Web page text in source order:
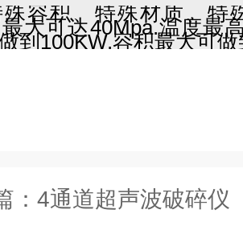
容积、特殊材质、特
大可达40Mpa.温度最
到100KW.容积最大可
： 4通道超声波破碎仪